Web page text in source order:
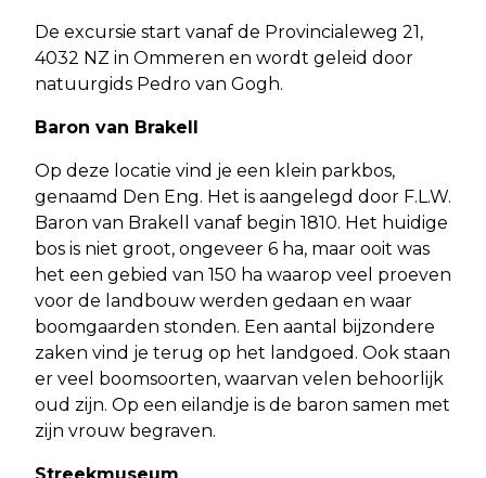
De excursie start vanaf de Provincialeweg 21,
4032 NZ in Ommeren en wordt geleid door
natuurgids Pedro van Gogh.
Baron van Brakell
Op deze locatie vind je een klein parkbos,
genaamd Den Eng. Het is aangelegd door F.L.W.
Baron van Brakell vanaf begin 1810. Het huidige
bos is niet groot, ongeveer 6 ha, maar ooit was
het een gebied van 150 ha waarop veel proeven
voor de landbouw werden gedaan en waar
boomgaarden stonden. Een aantal bijzondere
zaken vind je terug op het landgoed. Ook staan
er veel boomsoorten, waarvan velen behoorlijk
oud zijn. Op een eilandje is de baron samen met
zijn vrouw begraven.